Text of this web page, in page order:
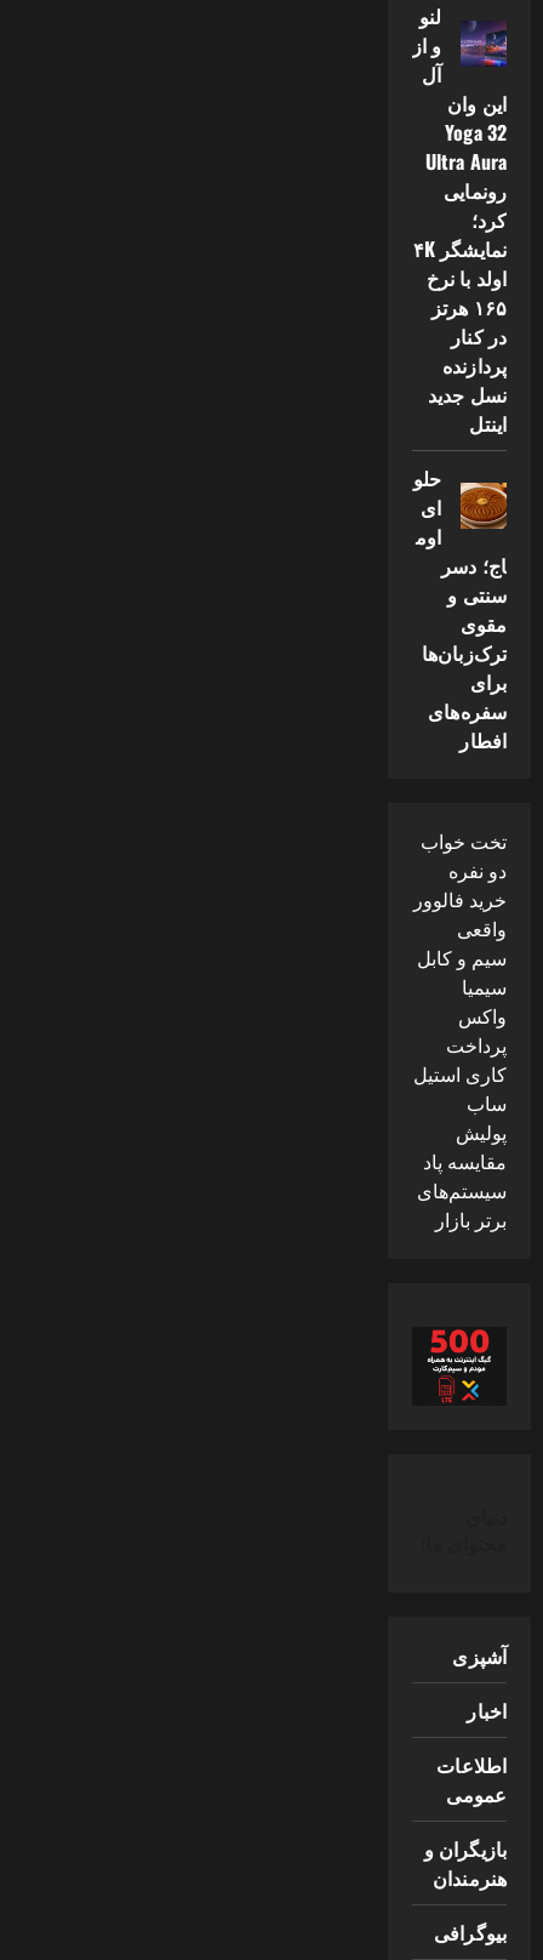
لنو
و از
آل
این وان
Yoga 32
Ultra Aura
رونمایی
کرد؛
نمایشگر ۴K
اولد با نرخ
۱۶۵ هرتز
در کنار
پردازنده
نسل جدید
اینتل
حلو
ای
اوم
اج؛ دسر
سنتی و
مقوی
ترک‌زبان‌ها
برای
سفره‌های
افطار
تخت خواب
دو نفره
خرید فالوور
واقعی
سیم و کابل
سیمیا
واکس
پرداخت
کاری استیل
ساب
پولیش
مقایسه پاد
سیستم‌های
برتر بازار
آشپزی
اخبار
اطلاعات
عمومی
بازیگران و
هنرمندان
بیوگرافی